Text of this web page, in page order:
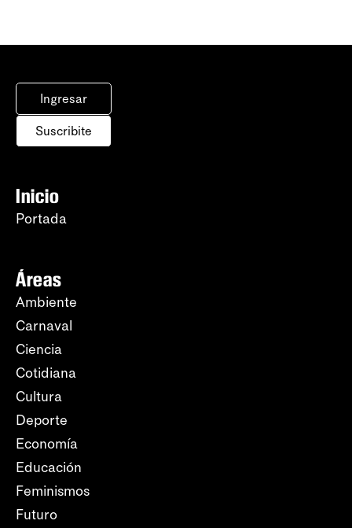
Ingresar
Suscribite
Inicio
Portada
Áreas
Ambiente
Carnaval
Ciencia
Cotidiana
Cultura
Deporte
Economía
Educación
Feminismos
Futuro